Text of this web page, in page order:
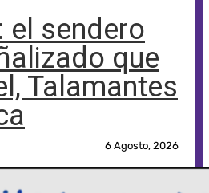
el sendero
que
Talamantes
6 Agosto, 2026